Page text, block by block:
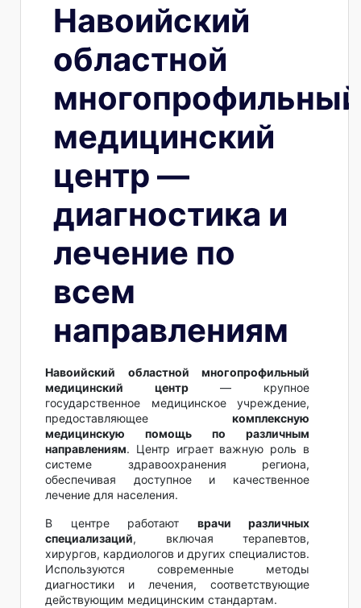
Навоийский
областной
многопрофильный
медицинский
центр —
диагностика и
лечение по
всем
направлениям
Навоийский областной многопрофильный
медицинский центр— крупное
государственное медицинское учреждение,
предоставляющее комплексную
медицинскую помощь по различным
направлениям. Центр играет важную роль в
системе здравоохранения региона,
обеспечивая доступное и качественное
лечение для населения.
В центре работают врачи различных
специализаций, включая терапевтов,
хирургов, кардиологов и других специалистов.
Используются современные методы
диагностики и лечения, соответствующие
действующим медицинским стандартам.